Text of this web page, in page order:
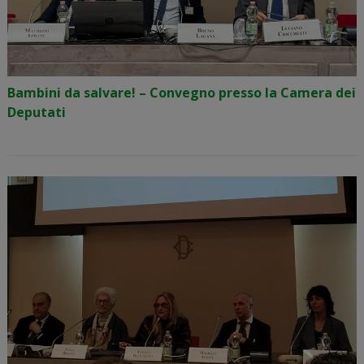
Bambini da salvare! – Convegno presso la Camera dei
Deputati